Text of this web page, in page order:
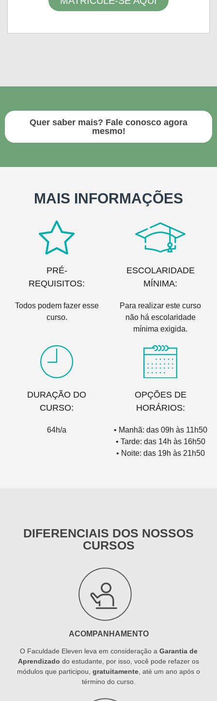
Quer saber mais? Fale conosco agora
mesmo!
MAIS INFORMAÇÕES
PRÉ-
REQUISITOS:
Todos podem fazer esse
curso.
ESCOLARIDADE
MÍNIMA:
Para realizar este curso
não há escolaridade
mínima exigida.
DURAÇÃO DO
CURSO:
64h/a
OPÇÕES DE
HORÁRIOS:
• Manhã: das 09h às 11h50
• Tarde: das 14h às 16h50
• Noite: das 19h às 21h50
DIFERENCIAIS DOS NOSSOS
CURSOS
ACOMPANHAMENTO
O Faculdade Eleven leva em consideração a Garantia de
Aprendizado do estudante, por isso, você pode refazer os
módulos que participou, gratuitamente , até um ano após o
término do curso.